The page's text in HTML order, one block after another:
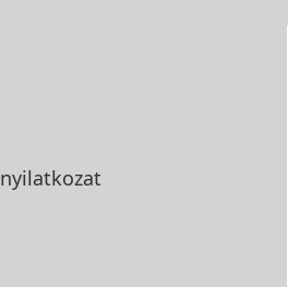
nyilatkozat